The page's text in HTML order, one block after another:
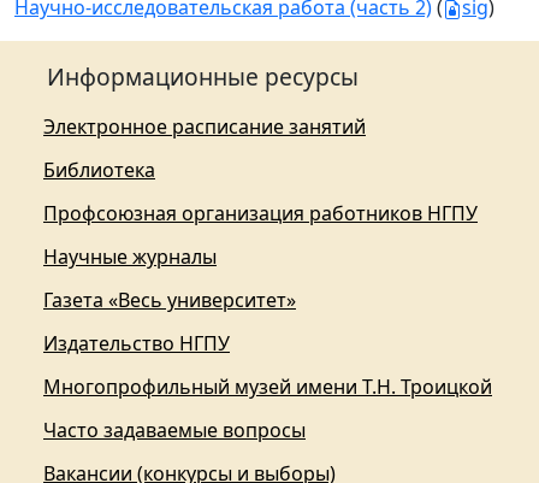
Научно-исследовательская работа (часть 2)( sig)
Информационные ресурсы
Электронное расписание занятий
Библиотека
Профсоюзная организация работников НГПУ
Научные журналы
Газета «Весь университет»
Издательство НГПУ
Многопрофильный музей имени Т.Н. Троицкой
Часто задаваемые вопросы
Вакансии (конкурсы и выборы)